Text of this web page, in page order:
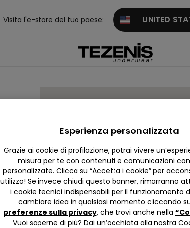
Visita l'e-store del tuo paese: UNITED
Esperienza personalizzata
Grazie ai cookie di profilazione, potrai vivere
misura per te con contenuti e comunicazioni
personalizzate. Clicca su “Accetta i cookie” per
utilizzo! Se invece chiudi questo banner, rimarranno
i cookie tecnici indispensabili per il funzionamento
cambiare idea in qualsiasi momento cliccando su
preferenze sulla privacy, che trovi anche nella
Vuoi saperne di più? Dai un’occhiata alla nostra